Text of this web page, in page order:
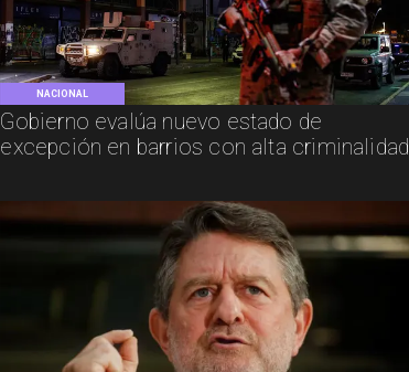
NACIONAL
Gobierno evalúa nuevo estado de
excepción en barrios con alta criminalidad